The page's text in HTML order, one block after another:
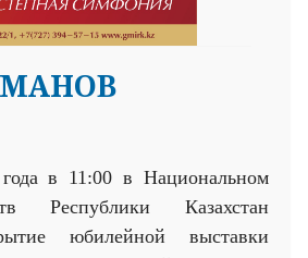
в 11:00 в Национальном
Республики Казахстан
юбилейной выставки